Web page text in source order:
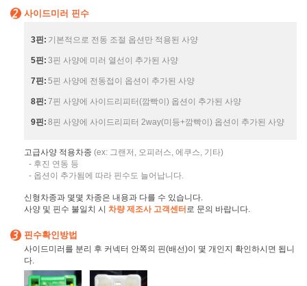
사이드미러 핀수
3핀: 기본적으로 전동 조절 옵션만 적용된 사양
5핀: 3핀 사양에 미러 열선이 추가된 사양
7핀: 5핀 사양에 전동접이 옵션이 추가된 사양
8핀: 7핀 사양에 사이드리피터(깜빡이) 옵션이 추가된 사양
9핀: 8핀 사양에 사이드리피터 2way(미등+깜빡이) 옵션이 추가된 사양
고급사양 적용차종 (ex: 그랜저, 오피러스, 에쿠스, 기타)
- 후진 연동 등
- 옵션이 추가됨에 따라 핀수도 늘어납니다.
신형차종과 몇몇 차종은 내용과 다를 수 있습니다.
사양 및 핀수 불일치 시 차량 제조사 고객센터 로 문의 바랍니다.
핀수확인방법
사이드미러를 분리 후 커넥터 안쪽의 핀(배선)이 몇 개인지 확인하시면 됩니
다.